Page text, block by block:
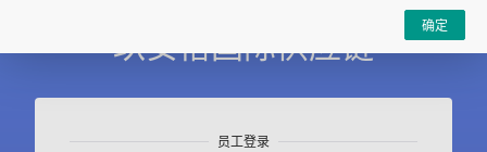
玖安怡国际供应链
员工登录
确定